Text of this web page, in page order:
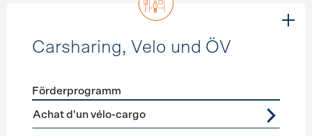
Carsharing, Velo und ÖV
Förderprogramme
Förderprogramm
Achat d'un vélo-cargo